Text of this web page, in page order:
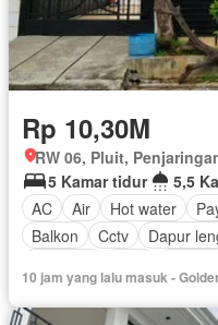
Rp 10,30M
5 Kamar tidur
5,5
AC
Air Hot water
Balkon
Cctv Dapur
Keamanan 24 jam
Secure parking
Rumah
10 jam yang lalu masuk -